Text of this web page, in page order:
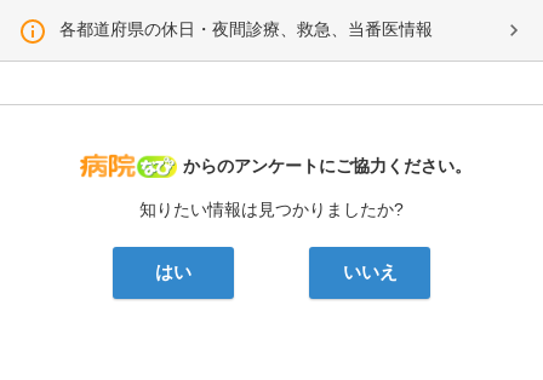
各都道府県の休日・夜間診療、救急、当番医情報
病院なび
からのアンケートにご協力ください。
知りたい情報は見つかりましたか?
はい いいえ